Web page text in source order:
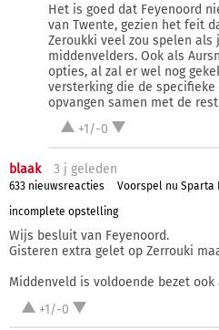
Het is goed dat Feyenoord
van Twente, gezien het feit
Zeroukki veel zou spelen
middenvelders. Ook als
opties, al zal er wel nog
versterking die de
opvangen samen met de
+1/-0
blaak 3 j geleden
633 nieuwsreacties
Voorspel nu Sparta
incomplete opstelling
Wijs besluit van Feyenoord.
Gisteren extra gelet op Zerrouki
Middenveld is voldoende bezet
+1/-0